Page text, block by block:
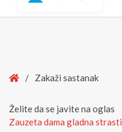
Home
/ Zakaži sastanak
Želite da se javite na oglas
Zauzeta dama gladna strasti